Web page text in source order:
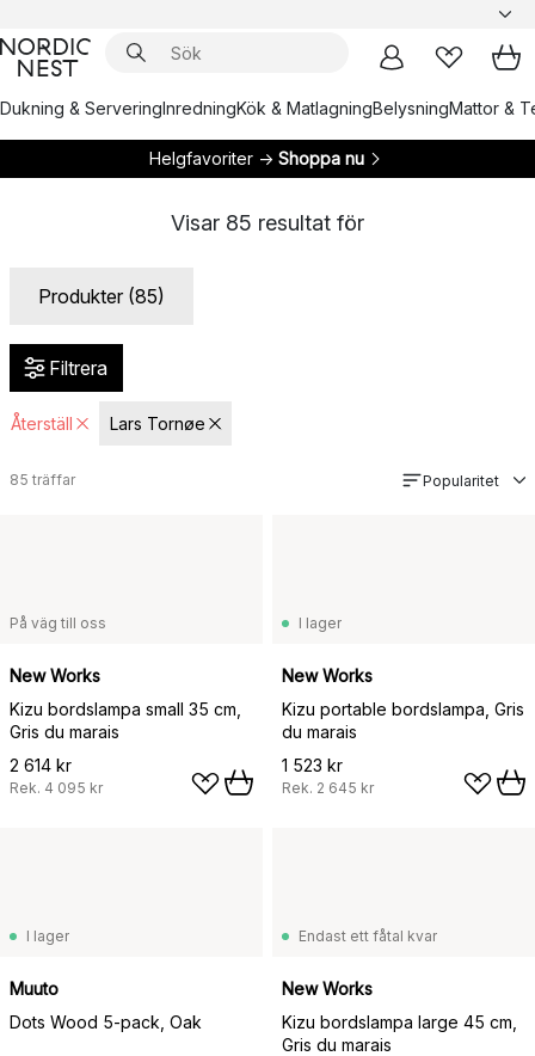
Dukning & ServeringInredningKök & MatlagningBelysningMattor &
Helgfavoriter → Shoppa nu
Visar 85 resultat för
Produkter (85)
Filtrera
Återställ Lars Tornøe
85 träffar Popularitet
På väg till oss
New Works
Kizu bordslampa small 35 cm,
Gris du marais
2 614 kr
Rek. 4 095 kr
I lager
New Works
Kizu portable bordslampa, Gris
du marais
1 523 kr
Rek. 2 645 kr
I lager
Muuto
Dots Wood 5-pack, Oak
Endast ett fåtal kvar
New Works
Kizu bordslampa large 45 cm,
Gris du marais